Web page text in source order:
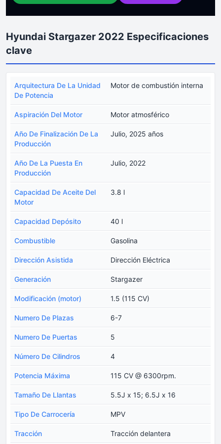
Hyundai Stargazer 2022 Especificaciones
clave
Arquitectura De La Unidad
De Potencia
Motor de combustión interna
Aspiración Del Motor Motor atmosférico
Año De Finalización De La
Producción
Julio, 2025 años
Año De La Puesta En
Producción
Julio, 2022
Capacidad De Aceite Del
Motor
3.8 l
Capacidad Depósito 40 l
Combustible Gasolina
Dirección Asistida Dirección Eléctrica
Generación Stargazer
Modificación (motor) 1.5 (115 CV)
Numero De Plazas 6-7
Numero De Puertas 5
Número De Cilindros 4
Potencia Máxima 115 CV @ 6300rpm.
Tamaño De Llantas 5.5J x 15; 6.5J x 16
Tipo De Carrocería MPV
Tracción Tracción delantera